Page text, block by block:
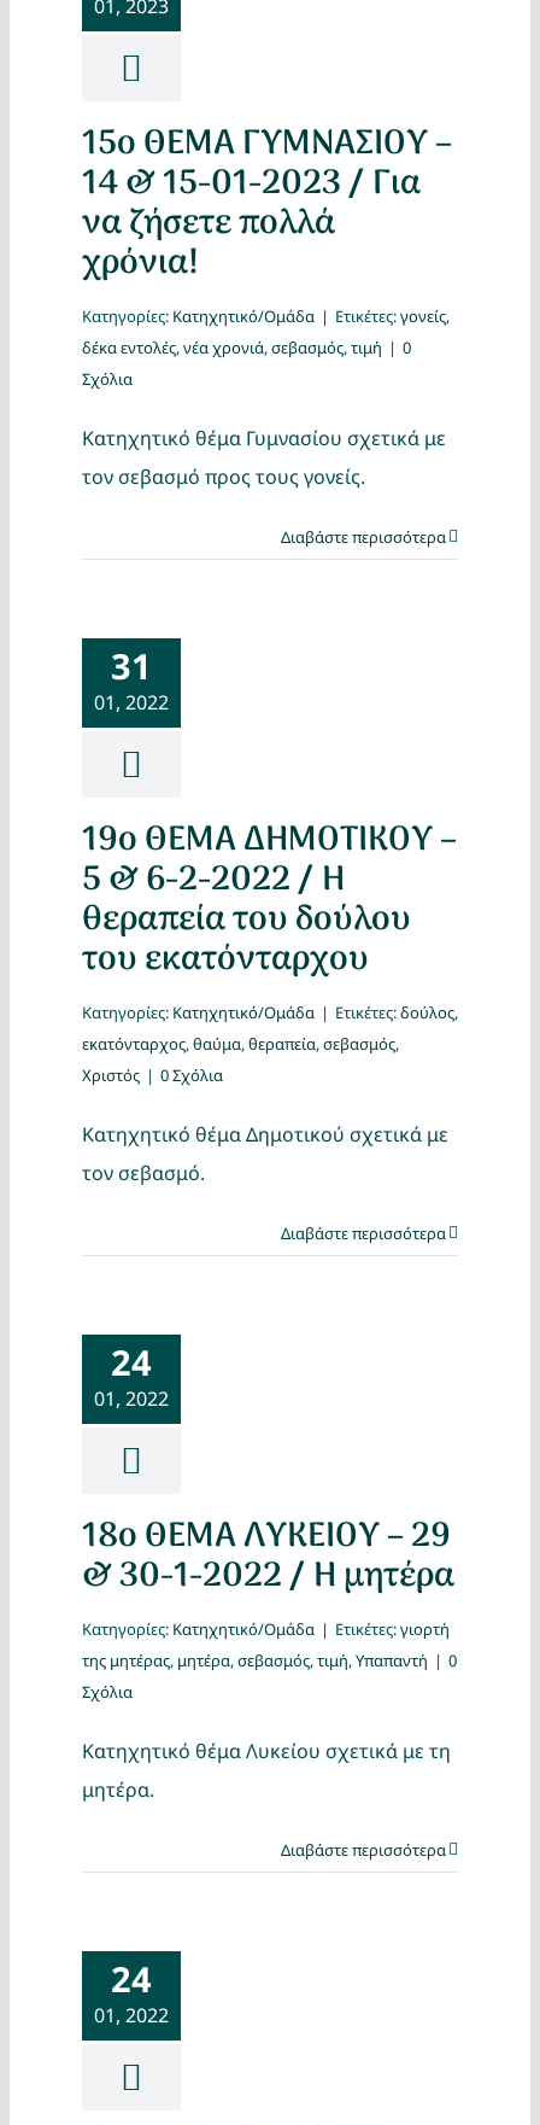
01, 2023
15ο ΘΕΜΑ ΓΥΜΝΑΣΙΟΥ –
14 & 15-01-2023 / Για
να ζήσετε πολλά
χρόνια!
Κατηγορίες: Κατηχητικό/Ομάδα | Ετικέτες:γονείς,
δέκα εντολές,νέα χρονιά,σεβασμός,τιμή | 0
Σχόλια
Κατηχητικό θέμα Γυμνασίου σχετικά με
τον σεβασμό προς τους γονείς.
Διαβάστε περισσότερα
31
01, 2022
19ο ΘΕΜΑ ΔΗΜΟΤΙΚΟΥ –
5 & 6-2-2022 / Η
θεραπεία του δούλου
του εκατόνταρχου
Κατηγορίες: Κατηχητικό/Ομάδα | Ετικέτες:δούλος,
εκατόνταρχος,θαύμα,θεραπεία,σεβασμός,
Χριστός | 0 Σχόλια
Κατηχητικό θέμα Δημοτικού σχετικά με
τον σεβασμό.
Διαβάστε περισσότερα
24
01, 2022
18ο ΘΕΜΑ ΛΥΚΕΙΟΥ – 29
& 30-1-2022 / Η μητέρα
Κατηγορίες: Κατηχητικό/Ομάδα | Ετικέτες:γιορτή
της μητέρας, μητέρα,σεβασμός,τιμή,Υπαπαντή | 0
Σχόλια
Κατηχητικό θέμα Λυκείου σχετικά με τη
μητέρα.
Διαβάστε περισσότερα
24
01, 2022